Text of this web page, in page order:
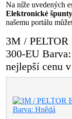
Na níže uvedených
Elektronické
našemu portálu
3M / PELTOR
300-EU
nejlepší cenu